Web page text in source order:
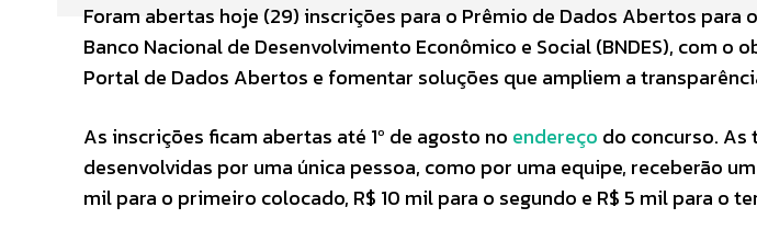
Foram abertas hoje (29) inscrições para o Prêmio de Dados Abertos para
Banco Nacional de Desenvolvimento Econômico e Social (BNDES), com o
Portal de Dados Abertos e fomentar soluções que ampliem a
As inscrições ficam abertas até 1º de agosto no endereço do concurso.
desenvolvidas por uma única pessoa, como por uma equipe, receberão
mil para o primeiro colocado, R$ 10 mil para o segundo e R$ 5 mil para o